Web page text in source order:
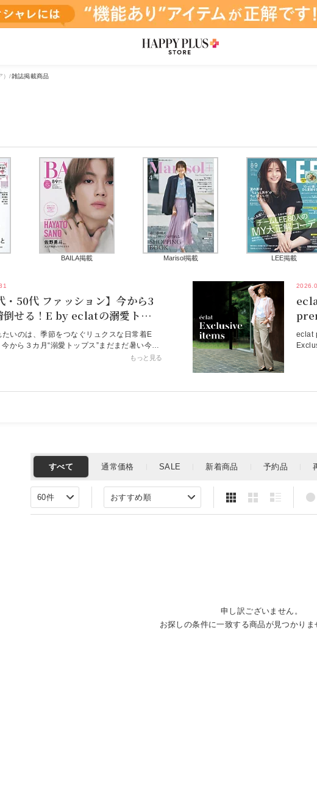
） 雑誌掲載商品
BAILA掲載 Marisol掲載 LEE掲載
・50代 ファッション】今から3
倒せる！E by eclatの溺愛トップ
年9月号特集
たいのは、季節をつなぐリュクスな日常着E
から３カ月“溺愛トップス”まだまだ暑い今の
、徐々に涼しくなってくる初秋まで――相棒の
と楽しくなるはず。特集ページ掲
もっと見る
eclat
い、
心地
申し訳ございません。
お探しの条件に一致する商品が見つかりま